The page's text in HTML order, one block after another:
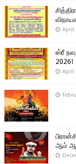
April
ஸ்ரீ
2026!
April
ஆம்